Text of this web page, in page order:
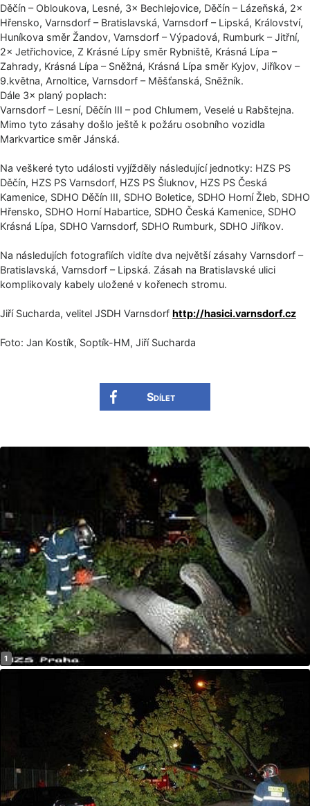
Děčín – Obloukova, Lesné, 3× Bechlejovice, Děčín – Lázeňská, 2×
Hřensko, Varnsdorf – Bratislavská, Varnsdorf – Lipská, Království,
Huníkova směr Žandov, Varnsdorf – Výpadová, Rumburk – Jitřní,
2× Jetřichovice, Z Krásné Lípy směr Rybniště, Krásná Lípa –
Zahrady, Krásná Lípa – Sněžná, Krásná Lípa směr Kyjov, Jiříkov –
9.května, Arnoltice, Varnsdorf – Měšťanská, Sněžník.
Dále 3× planý poplach:
Varnsdorf – Lesní, Děčín III – pod Chlumem, Veselé u Rabštejna.
Mimo tyto zásahy došlo ještě k požáru osobního vozidla
Markvartice směr Jánská.
Na veškeré tyto události vyjížděly následující jednotky: HZS PS
Děčín, HZS PS Varnsdorf, HZS PS Šluknov, HZS PS Česká
Kamenice, SDHO Děčín III, SDHO Boletice, SDHO Horní Žleb, SDHO
Hřensko, SDHO Horní Habartice, SDHO Česká Kamenice, SDHO
Krásná Lípa, SDHO Varnsdorf, SDHO Rumburk, SDHO Jiříkov.
Na následujích fotografiích vidíte dva největší zásahy Varnsdorf –
Bratislavská, Varnsdorf – Lipská. Zásah na Bratislavské ulici
komplikovaly kabely uložené v kořenech stromu.
Jiří Sucharda, velitel JSDH Varnsdorf http://hasici.varnsdorf.cz
Foto: Jan Kostík, Soptík-HM, Jiří Sucharda
Sdílet